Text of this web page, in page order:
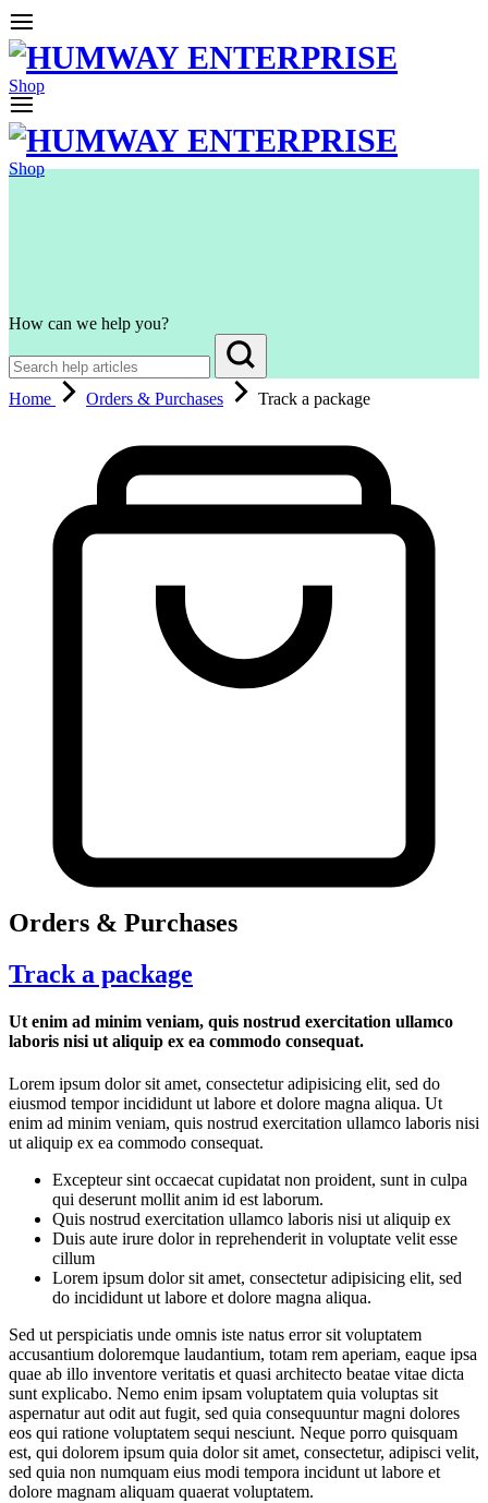
Shop
Shop
How can we help you?
Home Orders & Purchases Track a package
Orders & Purchases
Track a package
Ut enim ad minim veniam, quis nostrud exercitation ullamco
laboris nisi ut aliquip ex ea commodo consequat.
Lorem ipsum dolor sit amet, consectetur adipisicing elit, sed do
eiusmod tempor incididunt ut labore et dolore magna aliqua. Ut
enim ad minim veniam, quis nostrud exercitation ullamco laboris nisi
ut aliquip ex ea commodo consequat.
Excepteur sint occaecat cupidatat non proident, sunt in culpa
qui deserunt mollit anim id est laborum.
Quis nostrud exercitation ullamco laboris nisi ut aliquip ex
Duis aute irure dolor in reprehenderit in voluptate velit esse
cillum
Lorem ipsum dolor sit amet, consectetur adipisicing elit, sed
do incididunt ut labore et dolore magna aliqua.
Sed ut perspiciatis unde omnis iste natus error sit voluptatem
accusantium doloremque laudantium, totam rem aperiam, eaque ipsa
quae ab illo inventore veritatis et quasi architecto beatae vitae dicta
sunt explicabo. Nemo enim ipsam voluptatem quia voluptas sit
aspernatur aut odit aut fugit, sed quia consequuntur magni dolores
eos qui ratione voluptatem sequi nesciunt. Neque porro quisquam
est, qui dolorem ipsum quia dolor sit amet, consectetur, adipisci velit,
sed quia non numquam eius modi tempora incidunt ut labore et
dolore magnam aliquam quaerat voluptatem.